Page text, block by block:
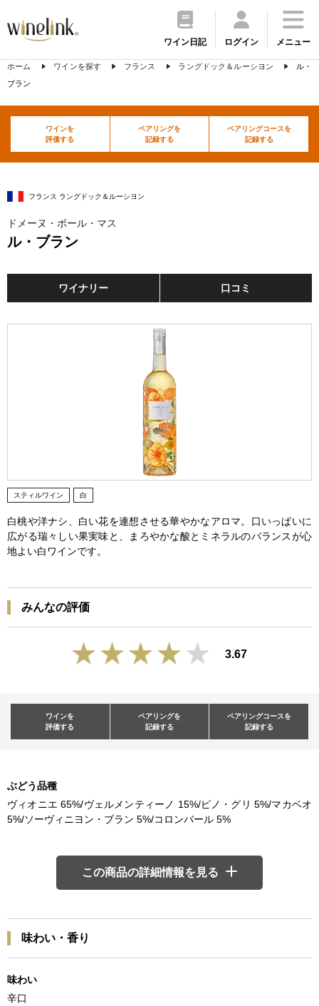
ワイン日記 ログイン メニュー
ホーム ワインを探す フランス ラングドック＆ルーシヨン
ル・
ブラン
ワインを
評価する
ペアリングを
記録する
ペアリングコースを
記録する
フランス ラングドック＆ルーシヨン
ドメーヌ・ポール・マス
ル・ブラン
ワイナリー 口コミ
スティルワイン 白
白桃や洋ナシ、白い花を連想させる華やかなアロマ。口いっぱいに
広がる瑞々しい果実味と、まろやかな酸とミネラルのバランスが心
地よい白ワインです。
みんなの評価
3.67
ワインを
評価する
ペアリングを
記録する
ペアリングコースを
記録する
ぶどう品種
ヴィオニエ 65%/ヴェルメンティーノ 15%/ピノ・グリ 5%/マカベオ
5%/ソーヴィニヨン・ブラン 5%/コロンバール 5%
この商品の詳細情報を見る
味わい・香り
味わい
辛口